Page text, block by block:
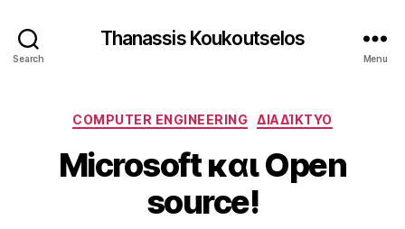
Search
Thanassis Koukoutselos
Menu
Categories
COMPUTER ENGINEERING ΔΙΑΔΊΚΤΥΟ
Microsoft και Open
source!